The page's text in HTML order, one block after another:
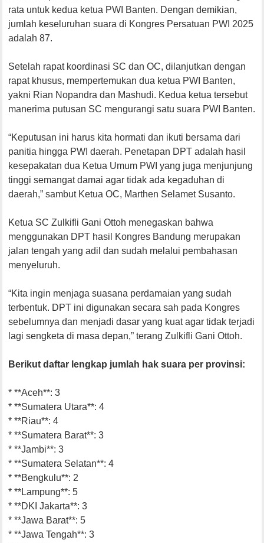
rata untuk kedua ketua PWI Banten. Dengan demikian,
jumlah keseluruhan suara di Kongres Persatuan PWI 2025
adalah 87.
Setelah rapat koordinasi SC dan OC, dilanjutkan dengan
rapat khusus, mempertemukan dua ketua PWI Banten,
yakni Rian Nopandra dan Mashudi. Kedua ketua tersebut
manerima putusan SC mengurangi satu suara PWI Banten.
“Keputusan ini harus kita hormati dan ikuti bersama dari
panitia hingga PWI daerah. Penetapan DPT adalah hasil
kesepakatan dua Ketua Umum PWI yang juga menjunjung
tinggi semangat damai agar tidak ada kegaduhan di
daerah,” sambut Ketua OC, Marthen Selamet Susanto.
Ketua SC Zulkifli Gani Ottoh menegaskan bahwa
menggunakan DPT hasil Kongres Bandung merupakan
jalan tengah yang adil dan sudah melalui pembahasan
menyeluruh.
“Kita ingin menjaga suasana perdamaian yang sudah
terbentuk. DPT ini digunakan secara sah pada Kongres
sebelumnya dan menjadi dasar yang kuat agar tidak terjadi
lagi sengketa di masa depan,” terang Zulkifli Gani Ottoh.
Berikut daftar lengkap jumlah hak suara per provinsi:
* **Aceh**: 3
* **Sumatera Utara**: 4
* **Riau**: 4
* **Sumatera Barat**: 3
* **Jambi**: 3
* **Sumatera Selatan**: 4
* **Bengkulu**: 2
* **Lampung**: 5
* **DKI Jakarta**: 3
* **Jawa Barat**: 5
* **Jawa Tengah**: 3